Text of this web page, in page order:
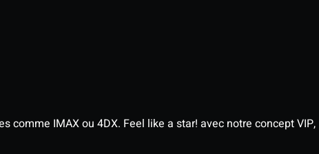
IMAX ou 4DX. Feel like a star! avec notre concept VIP,